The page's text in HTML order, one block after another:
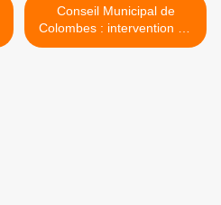
Conseil Municipal de
Colombes : intervention du
député Alexis Bachelay "les